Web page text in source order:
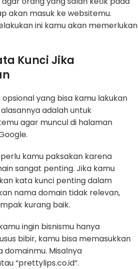
akan masuk ke websitemu.
ini kamu akan memerlukan
Kunci Jika
opsional yang bisa kamu lakukan
adalah untuk
agar muncul di halaman
kamu paksakan karena
sangat penting. Jika kamu
kata kunci penting dalam
nama domain tidak relevan,
kurang baik.
ingin bisnismu hanya
bibir, kamu bisa memasukkan
domainmu. Misalnya
“prettylips.co.id”.